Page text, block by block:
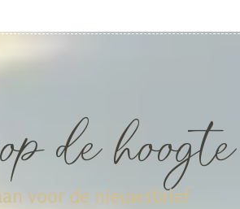
de hoogte
voor de nieuwsbrief